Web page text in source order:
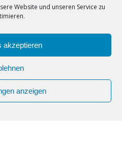
Website und unseren Service zu
akzeptieren
anzeigen
Zielonka
E-Mail
zielonka.de
Webseite
www.tanzschule-